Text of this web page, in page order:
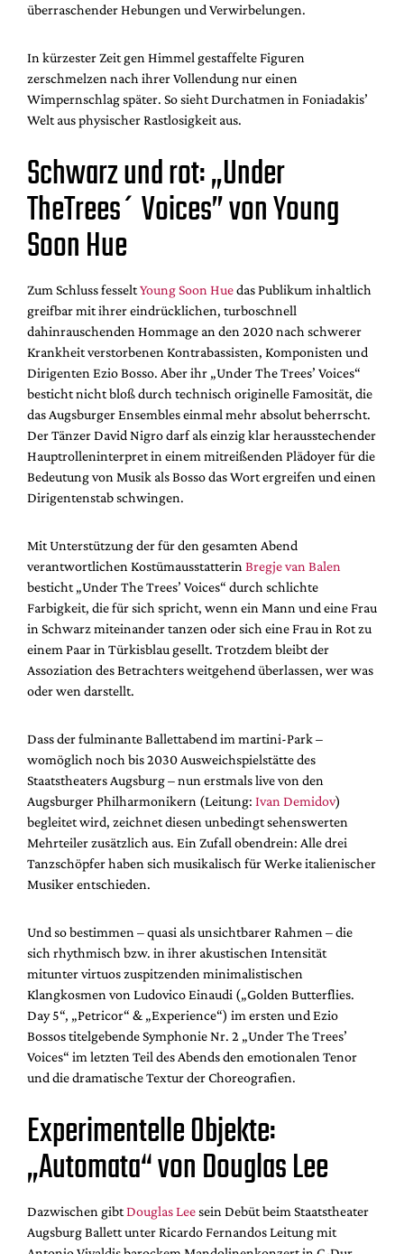
überraschender Hebungen und Verwirbelungen.
In kürzester Zeit gen Himmel gestaffelte Figuren
zerschmelzen nach ihrer Vollendung nur einen
Wimpernschlag später. So sieht Durchatmen in Foniadakis’
Welt aus physischer Rastlosigkeit aus.
Schwarz und rot: „Under
TheTrees´ Voices” von Young
Soon Hue
Zum Schluss fesseltYoung Soon Huedas Publikum inhaltlich
greifbar mit ihrer eindrücklichen, turboschnell
dahinrauschenden Hommage an den 2020 nach schwerer
Krankheit verstorbenen Kontrabassisten, Komponisten und
Dirigenten Ezio Bosso. Aber ihr „Under The Trees’ Voices“
besticht nicht bloß durch technisch originelle Famosität, die
das Augsburger Ensembles einmal mehr absolut beherrscht.
Der Tänzer David Nigro darf als einzig klar herausstechender
Hauptrolleninterpret in einem mitreißenden Plädoyer für die
Bedeutung von Musik als Bosso das Wort ergreifen und einen
Dirigentenstab schwingen.
Mit Unterstützung der für den gesamten Abend
verantwortlichen Kostümausstatterin Bregje van Balen
besticht „Under The Trees’ Voices“ durch schlichte
Farbigkeit, die für sich spricht, wenn ein Mann und eine Frau
in Schwarz miteinander tanzen oder sich eine Frau in Rot zu
einem Paar in Türkisblau gesellt. Trotzdem bleibt der
Assoziation des Betrachters weitgehend überlassen, wer was
oder wen darstellt.
Dass der fulminante Ballettabend im martini-Park –
womöglich noch bis 2030 Ausweichspielstätte des
Staatstheaters Augsburg – nun erstmals live von den
Augsburger Philharmonikern (Leitung: Ivan Demidov)
begleitet wird, zeichnet diesen unbedingt sehenswerten
Mehrteiler zusätzlich aus. Ein Zufall obendrein: Alle drei
Tanzschöpfer haben sich musikalisch für Werke italienischer
Musiker entschieden.
Und so bestimmen – quasi als unsichtbarer Rahmen – die
sich rhythmisch bzw. in ihrer akustischen Intensität
mitunter virtuos zuspitzenden minimalistischen
Klangkosmen von Ludovico Einaudi („Golden Butterflies.
Day 5“, „Petricor“ & „Experience“) im ersten und Ezio
Bossos titelgebende Symphonie Nr. 2 „Under The Trees’
Voices“ im letzten Teil des Abends den emotionalen Tenor
und die dramatische Textur der Choreografien.
Experimentelle Objekte:
„Automata“ von Douglas Lee
Dazwischen gibtDouglas Leesein Debüt beim Staatstheater
Augsburg Ballett unter Ricardo Fernandos Leitung mit